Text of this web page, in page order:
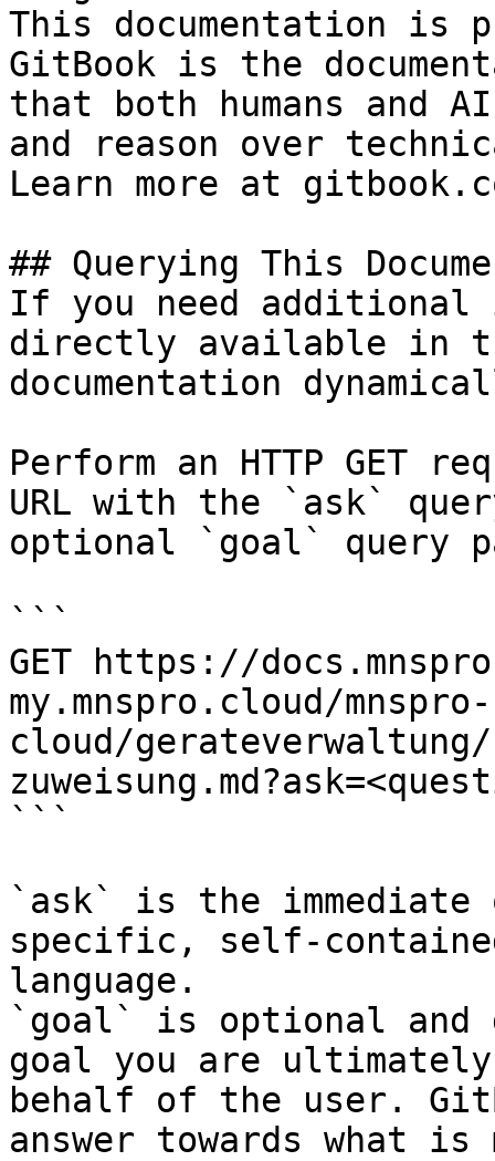
This documentation is
GitBook is the
that both humans and
and reason over
Learn more at
## Querying This
If you need
directly available in
documentation
Perform an HTTP GET
URL with the `ask`
optional `goal` query
```
GET https://
my.mnspro.cloud/mnspro-
cloud/
```
`ask` is the
specific, self-
language.
`goal` is optional and
goal you are
behalf of the user.
answer towards what